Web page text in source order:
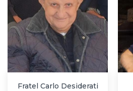
Fratel Carlo Desiderati